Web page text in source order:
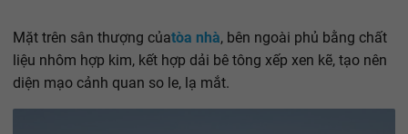
Mặt trên sân thượng củatòa nhà, bên ngoài phủ bằng chất
liệu nhôm hợp kim, kết hợp dải bê tông xếp xen kẽ, tạo nên
diện mạo cảnh quan so le, lạ mắt.